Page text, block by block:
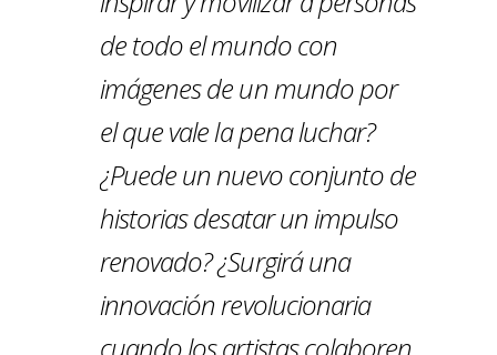
de todo el mundo con
imágenes de un mundo por
el que vale la pena luchar?
¿Puede un nuevo conjunto de
historias desatar un impulso
renovado? ¿Surgirá una
innovación revolucionaria
cuando los artistas colaboren